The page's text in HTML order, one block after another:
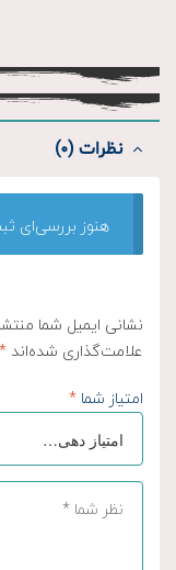
نظرات (0)
هنوز بررسی‌ای
نشانی ایمیل شما
علامت‌گذاری شده‌اند *
امتیاز شما *